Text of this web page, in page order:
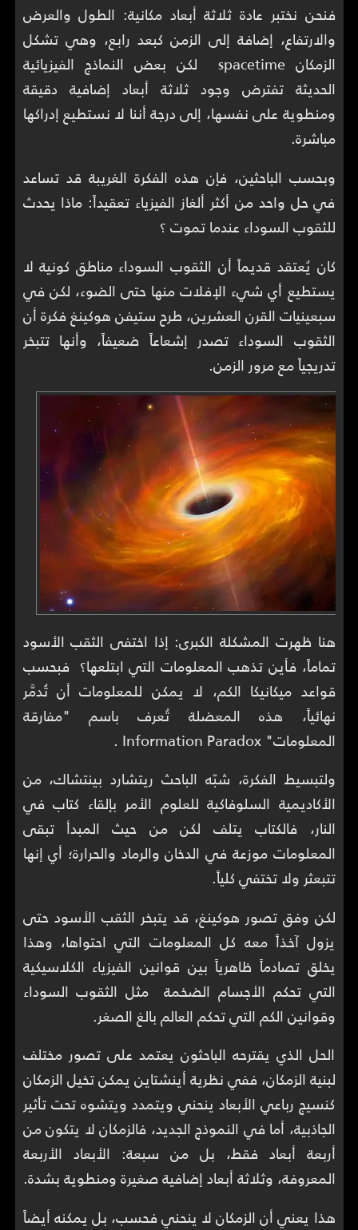
فنحن نختبر عادة ثلاثة أبعاد مكانية: الطول والعرض
والارتفاع، إضافة إلى الزمن كبعد رابع، وهي تشكل
الزمكان spacetime لكن بعض النماذج الفيزيائية
الحديثة تفترض وجود ثلاثة أبعاد إضافية دقيقة
ومنطوية على نفسها، إلى درجة أننا لا نستطيع إدراكها
مباشرة.
وبحسب الباحثين، فإن هذه الفكرة الغريبة قد تساعد
في حل واحد من أكثر ألغاز الفيزياء تعقيداً: ماذا يحدث
للثقوب السوداء عندما تموت ؟
كان يُعتقد قديماً أن الثقوب السوداء مناطق كونية لا
يستطيع أي شيء الإفلات منها حتى الضوء، لكن في
سبعينيات القرن العشرين، طرح ستيفن هوكينغ فكرة أن
الثقوب السوداء تصدر إشعاعاً ضعيفاً، وأنها تتبخر
تدريجياً مع مرور الزمن.
هنا ظهرت المشكلة الكبرى: إذا اختفى الثقب الأسود
تماماً، فأين تذهب المعلومات التي ابتلعها؟ فبحسب
قواعد ميكانيكا الكم، لا يمكن للمعلومات أن تُدمَّر
نهائياً، هذه المعضلة تُعرف باسم "مفارقة
المعلومات" Information Paradox .
ولتبسيط الفكرة، شبّه الباحث ريتشارد بينتشاك، من
الأكاديمية السلوفاكية للعلوم الأمر بإلقاء كتاب في
النار، فالكتاب يتلف لكن من حيث المبدأ تبقى
المعلومات موزعة في الدخان والرماد والحرارة؛ أي إنها
تتبعثر ولا تختفي كلياً.
لكن وفق تصور هوكينغ، قد يتبخر الثقب الأسود حتى
يزول آخذاً معه كل المعلومات التي احتواها، وهذا
يخلق تصادماً ظاهرياً بين قوانين الفيزياء الكلاسيكية
التي تحكم الأجسام الضخمة مثل الثقوب السوداء
وقوانين الكم التي تحكم العالم بالغ الصغر.
الحل الذي يقترحه الباحثون يعتمد على تصور مختلف
لبنية الزمكان، ففي نظرية أينشتاين يمكن تخيل الزمكان
كنسيج رباعي الأبعاد ينحني ويتمدد ويتشوه تحت تأثير
الجاذبية، أما في النموذج الجديد، فالزمكان لا يتكون من
أربعة أبعاد فقط، بل من سبعة: الأبعاد الأربعة
المعروفة، وثلاثة أبعاد إضافية صغيرة ومنطوية بشدة.
هذا يعني أن الزمكان لا ينحني فحسب، بل يمكنه أيضاً